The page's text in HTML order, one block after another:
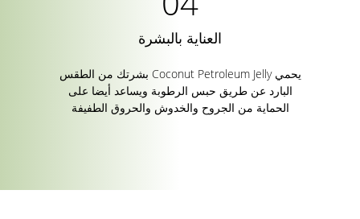
العناية بالبشرة
يحمي Coconut Petroleum Jelly بشرتك من الطقس
البارد عن طريق حبس الرطوبة ويساعد أيضا على
الحماية من الجروح والخدوش والحروق الطفيفة